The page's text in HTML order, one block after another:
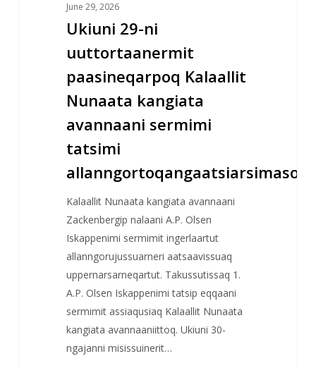
June 29, 2026
Ukiuni 29-ni
uuttortaanermit
paasineqarpoq Kalaallit
Nunaata kangiata
avannaani sermimi
tatsimi
allanngortoqangaatsiarsimasoq
Kalaallit Nunaata kangiata avannaani
Zackenbergip nalaani A.P. Olsen
Iskappenimi sermimit ingerlaartut
allanngorujussuarneri aatsaavissuaq
uppernarsarneqartut. Takussutissaq 1.
A.P. Olsen Iskappenimi tatsip eqqaani
sermimit assiaqusiaq Kalaallit Nunaata
kangiata avannaaniittoq. Ukiuni 30-
ngajanni misissuinerit…